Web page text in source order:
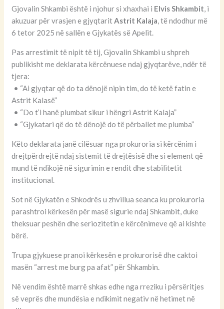
Gjovalin Shkambi është i njohur si xhaxhai i Elvis Shkambit, i
akuzuar për vrasjen e gjyqtaritAstrit Kalaja, të ndodhur më
6 tetor 2025 në sallën e Gjykatës së Apelit.
Pas arrestimit të nipit të tij, Gjovalin Shkambi u shpreh
publikisht me deklarata kërcënuese ndaj gjyqtarëve, ndër të
tjera:
• “Ai gjyqtar që do ta dënojë nipin tim, do të ketë fatin e
Astrit Kalasë”
• “Do t’i hanë plumbat sikur i hëngri Astrit Kalaja”
• “Gjykatari që do të dënojë do të përballet me plumba”
Këto deklarata janë cilësuar nga prokuroria si kërcënim i
drejtpërdrejtë ndaj sistemit të drejtësisë dhe si element që
mund të ndikojë në sigurimin e rendit dhe stabilitetit
institucional.
Sot në Gjykatën e Shkodrës u zhvillua seanca ku prokuroria
parashtroi kërkesën për masë sigurie ndaj Shkambit, duke
theksuar peshën dhe seriozitetin e kërcënimeve që ai kishte
bërë.
Trupa gjykuese pranoi kërkesën e prokurorisë dhe caktoi
masën “arrest me burg pa afat” për Shkambin.
Në vendim është marrë shkas edhe nga rreziku i përsëritjes
së veprës dhe mundësia e ndikimit negativ në hetimet në